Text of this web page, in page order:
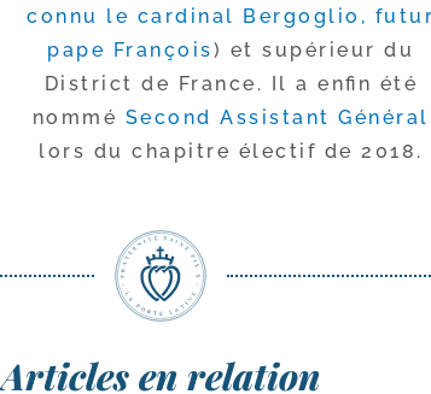
connu le car­di­nal Bergoglio,
pape François) et supé­rieur du
District de France. Il a enfin été
nom­mé Second Assistant Général
lors du cha­pitre élec­tif de 2018.
Articles en relation